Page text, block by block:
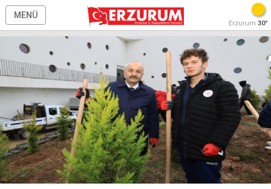
MENÜ
Erzurum 30°